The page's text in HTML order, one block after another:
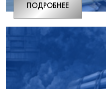
ПОДРОБНЕЕ